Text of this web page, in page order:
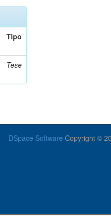
Tipo
Tese
DSpace Software Copyright ©